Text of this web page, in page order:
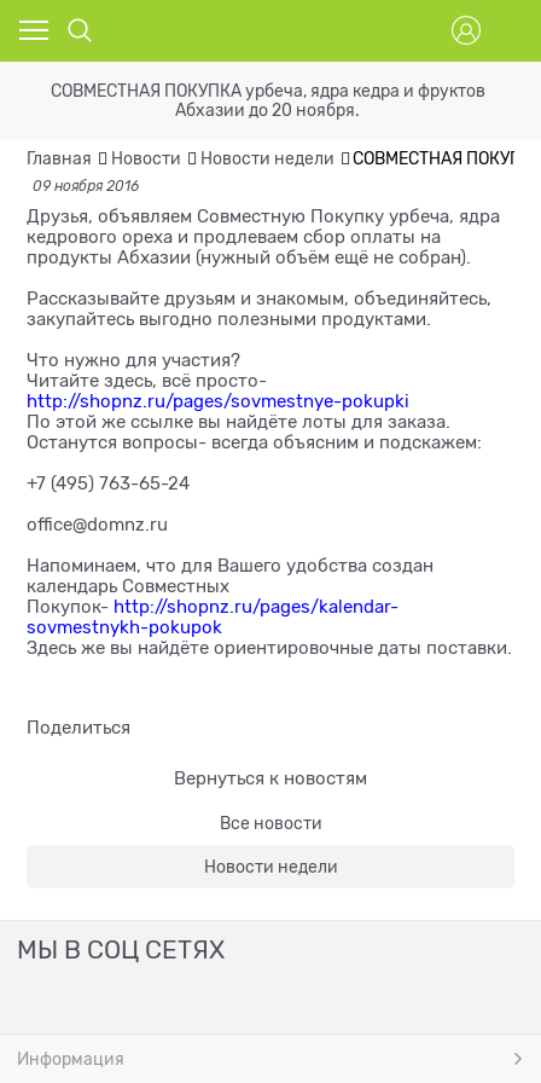
СОВМЕСТНАЯ ПОКУПКА урбеча, ядра кедра и фруктов
Абхазии до 20 ноября.
Главная Новости Новости недели СОВМЕСТНАЯ ПОКУПКА
09 ноября 2016
Друзья, объявляем Совместную Покупку урбеча, ядра
кедрового ореха и продлеваем сбор оплаты на
продукты Абхазии (нужный объём ещё не собран).
Рассказывайте друзьям и знакомым, объединяйтесь,
закупайтесь выгодно полезными продуктами.
Что нужно для участия?
Читайте здесь, всё просто-
http://shopnz.ru/pages/sovmestnye-pokupki
По этой же ссылке вы найдёте лоты для заказа.
Останутся вопросы- всегда объясним и подскажем:
+7 (495) 763-65-24
office@domnz.ru
Напоминаем, что для Вашего удобства создан
календарь Совместных
Покупок- http://shopnz.ru/pages/kalendar-
sovmestnykh-pokupok
Здесь же вы найдёте ориентировочные даты поставки.
Поделиться
Вернуться к новостям
Все новости
Новости недели
МЫ В СОЦ СЕТЯХ
Информация